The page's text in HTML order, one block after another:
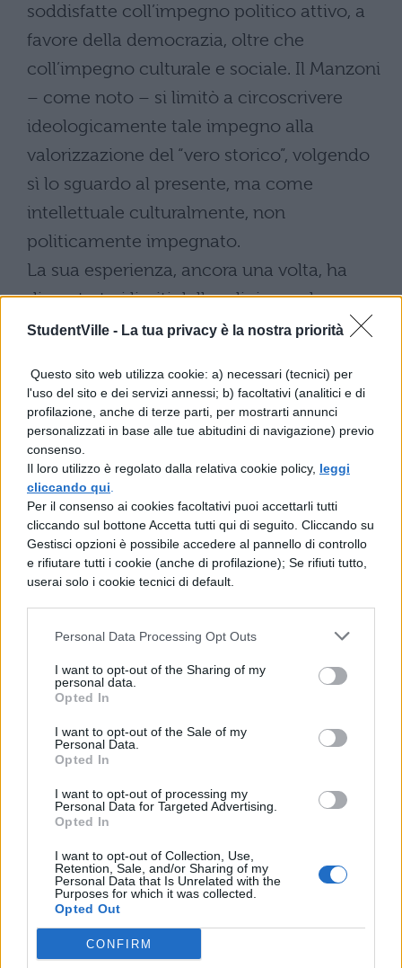
StudentVille - La tua privacy è la nostra priorità
Questo sito web utilizza cookie: a) necessari (tecnici) per
l'uso del sito e dei servizi annessi; b) facoltativi (analitici e di
profilazione, anche di terze parti, per mostrarti annunci
personalizzati in base alle tue abitudini di navigazione) previo
consenso.
Il loro utilizzo è regolato dalla relativa cookie policy, leggi
cliccando qui
Per il consenso ai cookies facoltativi puoi accettarli tutti
cliccando sul bottone Accetta tutti qui di seguito. Cliccando su
Gestisci opzioni è possibile accedere al pannello di controllo
e rifiutare tutti i cookie (anche di profilazione); Se rifiuti tutto,
userai solo i cookie tecnici di default.
Personal Data Processing Opt Outs
I want to opt-out of the Sharing of my
personal data.
Opted In
I want to opt-out of the Sale of my
Personal Data.
Opted In
I want to opt-out of processing my
Personal Data for Targeted Advertising.
Opted In
I want to opt-out of Collection, Use,
Retention, Sale, and/or Sharing of my
Personal Data that Is Unrelated with the
Purposes for which it was collected.
Opted Out
CONFIRM
soddisfatte coll’impegno politico attivo, a
favore della democrazia, oltre che
coll’impegno culturale e sociale. Il Manzoni
– come noto – si limitò a circoscrivere
ideologicamente tale impegno alla
valorizzazione del “vero storico”, volgendo
sì lo sguardo al presente, ma come
intellettuale culturalmente, non
politicamente impegnato.
La sua esperienza, ancora una volta, ha
dimostrato i limiti della religione, che sono
appunto quelli di negare valore, da un lato,
dall’altro, l’oppressione esistente. Di qui il
suo accentuato moralismo, la sua idea
paternalistica di “provvidenza”, la sottile
quanto fastidiosa ironia nei confronti del
“male” e di chi cerca di opporvisi con mezzi
propri, senza rimettersi nelle mani di dio. Al
Manzoni tuttavia bisogna riconoscere un
pregio, quello di non aver mai abbracciato
le idee clericali del suo tempo.
TI POTREBBE INTERESSARE
Confronto Manzoni e
Leopardi